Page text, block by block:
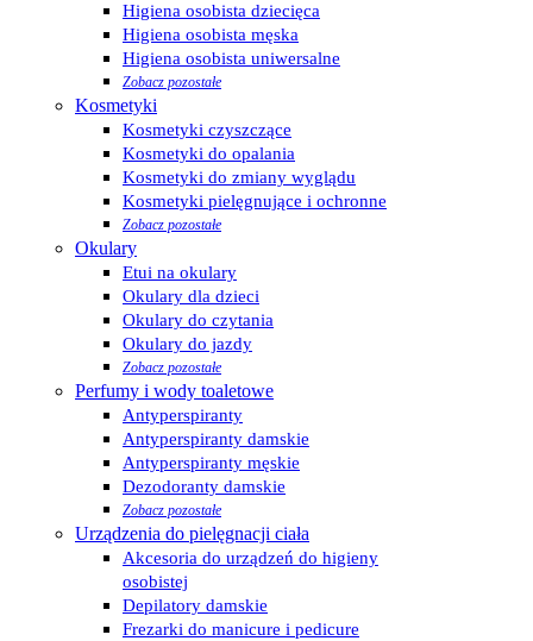
Higiena osobista dziecięca
Higiena osobista męska
Higiena osobista uniwersalne
Zobacz pozostałe
Kosmetyki
Kosmetyki czyszczące
Kosmetyki do opalania
Kosmetyki do zmiany wyglądu
Kosmetyki pielęgnujące i ochronne
Zobacz pozostałe
Okulary
Etui na okulary
Okulary dla dzieci
Okulary do czytania
Okulary do jazdy
Zobacz pozostałe
Perfumy i wody toaletowe
Antyperspiranty
Antyperspiranty damskie
Antyperspiranty męskie
Dezodoranty damskie
Zobacz pozostałe
Urządzenia do pielęgnacji ciała
Akcesoria do urządzeń do higieny
osobistej
Depilatory damskie
Frezarki do manicure i pedicure